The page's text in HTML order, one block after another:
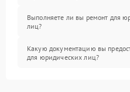
Выполняете ли вы ремонт для
лиц?
Какую документацию вы
для юридических лиц?